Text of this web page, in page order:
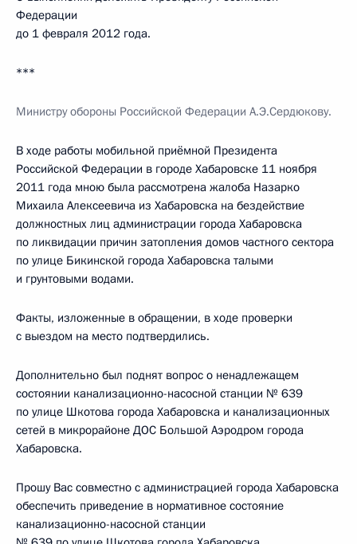
Федерации
до 1 февраля 2012 года.
***
Министру обороны Российской Федерации А.Э.Сердюкову.
В ходе работы мобильной приёмной Президента
Российской Федерации в городе Хабаровске 11 ноября
2011 года мною была рассмотрена жалоба Назарко
Михаила Алексеевича из Хабаровска на бездействие
должностных лиц администрации города Хабаровска
по ликвидации причин затопления домов частного сектора
по улице Бикинской города Хабаровска талыми
и грунтовыми водами.
Факты, изложенные в обращении, в ходе проверки
с выездом на место подтвердились.
Дополнительно был поднят вопрос о ненадлежащем
состоянии канализационно-насосной станции № 639
по улице Шкотова города Хабаровска и канализационных
сетей в микрорайоне ДОС Большой Аэродром города
Хабаровска.
Прошу Вас совместно с администрацией города Хабаровска
обеспечить приведение в нормативное состояние
канализационно-насосной станции